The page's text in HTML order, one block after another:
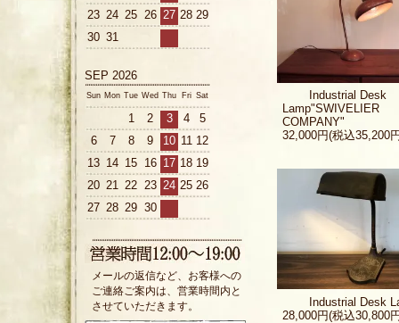
Industrial Desk
Lamp"SWIVELIER
COMPANY"
32,000円(税込35,200
Industrial Desk
28,000円(税込30,800
23 24 25 26 27 28 29
30 31
SEP 2026
Sun Mon Tue Wed Thu Fri Sat
1 2 3 4
5
6
7 8 9 10 11 12
13 14 15 16 17 18 19
20 21 22 23 24 25 26
27 28 29 30
メールの返信など、お客様への
ご連絡ご案内は、営業時間内と
させていただきます。